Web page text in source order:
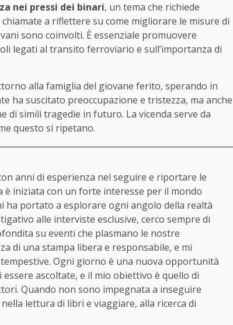
nei pressi dei binari, un tema che richiede
a riflettere su come migliorare le misure di
sono coinvolti. È essenziale promuovere
legati al transito ferroviario e sull’importanza di
alla famiglia del giovane ferito, sperando in
ha suscitato preoccupazione e tristezza, ma anche
di simili tragedie in futuro. La vicenda serve da
questo si ripetano.
anni di esperienza nel seguire e riportare le
è iniziata con un forte interesse per il mondo
ha portato a esplorare ogni angolo della realtà
alle interviste esclusive, cerco sempre di
su eventi che plasmano le nostre
di una stampa libera e responsabile, e mi
Ogni giorno è una nuova opportunità
ascoltate, e il mio obiettivo è quello di
Quando non sono impegnata a inseguire
lettura di libri e viaggiare, alla ricerca di